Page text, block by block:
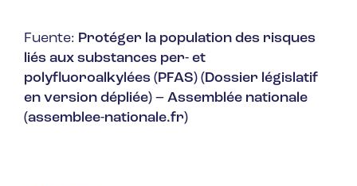
Fuente: Protéger la population des risques
liés aux substances per- et
polyfluoroalkylées (PFAS) (Dossier législatif
en version dépliée) – Assemblée nationale
(assemblee-nationale.fr)